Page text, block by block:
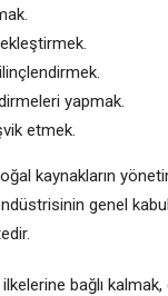
yapmak.
etmek.
kaynakların
genel
bağlı